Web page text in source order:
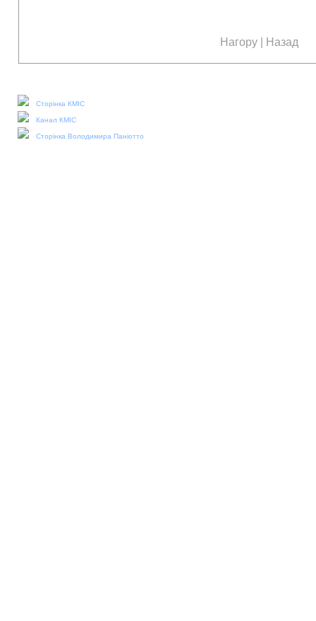
Нагору Назад
Сторінка КМІС
Канал КМІС
Сторінка Володимира Паніотто